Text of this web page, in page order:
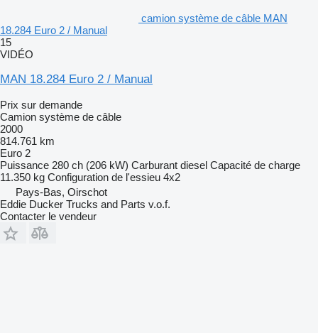
camion système de câble MAN
18.284 Euro 2 / Manual
15
VIDÉO
MAN 18.284 Euro 2 / Manual
Prix sur demande
Camion système de câble
2000
814.761 km
Euro 2
Puissance 280 ch (206 kW) Carburant diesel Capacité de charge
11.350 kg Configuration de l'essieu 4x2
Pays-Bas, Oirschot
Eddie Ducker Trucks and Parts v.o.f.
Contacter le vendeur